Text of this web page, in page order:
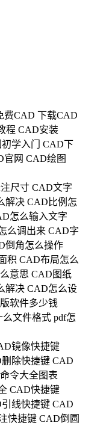
费CAD 下载CAD
程 CAD安装
学入门
CAD下
官网 CAD绘图
尺寸 CAD文字
解决 CAD比例怎
怎么输入文字
么调出来 CAD字
倒角怎么操作
积 CAD布局怎么
意思 CAD图纸
解决 CAD怎么设
软件多少钱
么文件格式 pdf怎
镜像快捷键
除快捷键 CAD
令大全图表
CAD快捷键
线快捷键 CAD
快捷键 CAD倒圆